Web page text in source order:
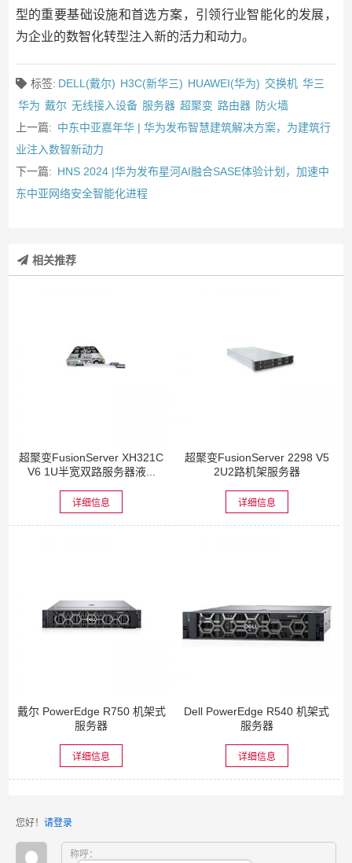
型的重要基础设施和首选方案，引领行业智能化的发展，
为企业的数智化转型注入新的活力和动力。
标签: DELL(戴尔) H3C(新华三) HUAWEI(华为) 交换机 华三
华为 戴尔 无线接入设备 服务器 超聚变 路由器 防火墙
上一篇: 中东中亚嘉年华 | 华为发布智慧建筑解决方案，为建筑行
业注入数智新动力
下一篇: HNS 2024 |华为发布星河AI融合SASE体验计划，加速中
东中亚网络安全智能化进程
相关推荐
超聚变FusionServer XH321C
V6 1U半宽双路服务器液...
详细信息
超聚变FusionServer 2298 V5
2U2路机架服务器
详细信息
戴尔 PowerEdge R750 机架式
服务器
详细信息
Dell PowerEdge R540 机架式
服务器
详细信息
您好！ 请登录
称呼：